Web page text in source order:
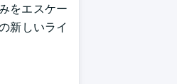
をエスケー
新しいライ